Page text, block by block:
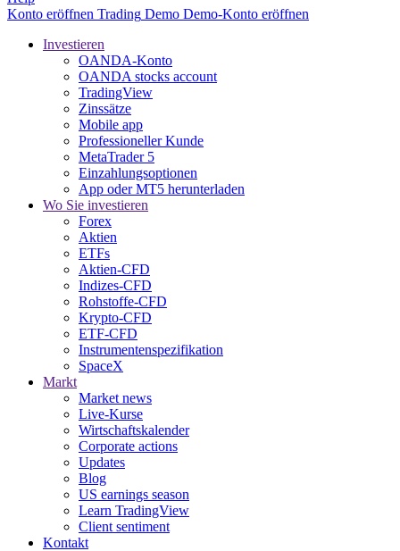
Konto eröffnen Trading Demo Demo-Konto eröffnen
Investieren
OANDA-Konto
OANDA stocks account
TradingView
Zinssätze
Mobile app
Professioneller Kunde
MetaTrader 5
Einzahlungsoptionen
App oder MT5 herunterladen
Wo Sie investieren
Forex
Aktien
ETFs
Aktien-CFD
Indizes-CFD
Rohstoffe-CFD
Krypto-CFD
ETF-CFD
Instrumentenspezifikation
SpaceX
Markt
Market news
Live-Kurse
Wirtschaftskalender
Corporate actions
Updates
Blog
US earnings season
Learn TradingView
Client sentiment
Kontakt